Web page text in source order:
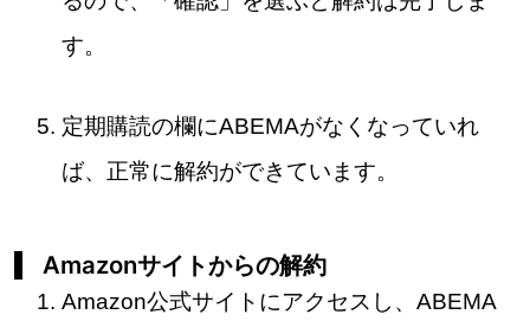
す。
定期購読の欄にABEMAがなくなっていれ
ば、正常に解約ができています。
Amazonサイトからの解約
Amazon公式サイトにアクセスし、ABEMA